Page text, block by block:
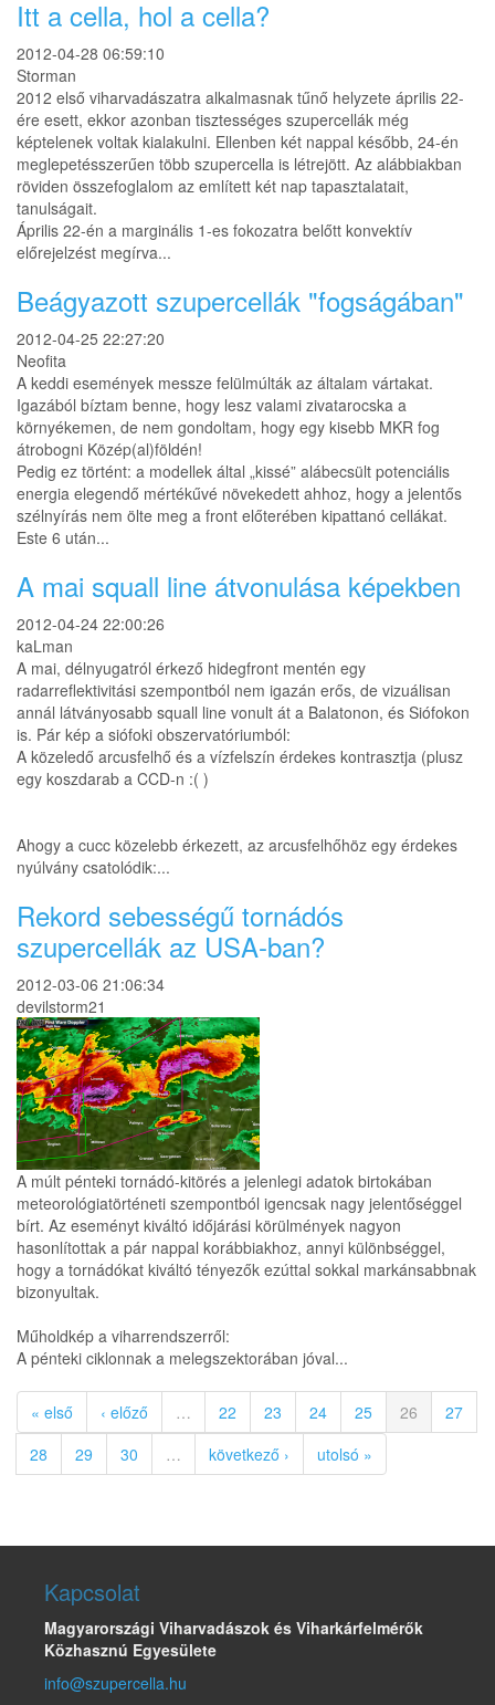
Itt a cella, hol a cella?
2012-04-28 06:59:10
Storman
2012 első viharvadászatra alkalmasnak tűnő helyzete április 22-
ére esett, ekkor azonban tisztességes szupercellák még
képtelenek voltak kialakulni. Ellenben két nappal később, 24-én
meglepetésszerűen több szupercella is létrejött. Az alábbiakban
röviden összefoglalom az említett két nap tapasztalatait,
tanulságait.
Április 22-én a marginális 1-es fokozatra belőtt konvektív
előrejelzést megírva...
Beágyazott szupercellák "fogságában"
2012-04-25 22:27:20
Neofita
A keddi események messze felülmúlták az általam vártakat.
Igazából bíztam benne, hogy lesz valami zivatarocska a
környékemen, de nem gondoltam, hogy egy kisebb MKR fog
átrobogni Közép(al)földén!
Pedig ez történt: a modellek által „kissé” alábecsült potenciális
energia elegendő mértékűvé növekedett ahhoz, hogy a jelentős
szélnyírás nem ölte meg a front előterében kipattanó cellákat.
Este 6 után...
A mai squall line átvonulása képekben
2012-04-24 22:00:26
kaLman
A mai, délnyugatról érkező hidegfront mentén egy
radarreflektivitási szempontból nem igazán erős, de vizuálisan
annál látványosabb squall line vonult át a Balatonon, és Siófokon
is. Pár kép a siófoki obszervatóriumból:
A közeledő arcusfelhő és a vízfelszín érdekes kontrasztja (plusz
egy koszdarab a CCD-n :( )
Ahogy a cucc közelebb érkezett, az arcusfelhőhöz egy érdekes
nyúlvány csatolódik:...
Rekord sebességű tornádós
szupercellák az USA-ban?
2012-03-06 21:06:34
devilstorm21
A múlt pénteki tornádó-kitörés a jelenlegi adatok birtokában
meteorológiatörténeti szempontból igencsak nagy jelentőséggel
bírt. Az eseményt kiváltó időjárási körülmények nagyon
hasonlítottak a pár nappal korábbiakhoz, annyi különbséggel,
hogy a tornádókat kiváltó tényezők ezúttal sokkal markánsabbnak
bizonyultak.
Műholdkép a viharrendszerről:
A pénteki ciklonnak a melegszektorában jóval...
« első ‹ előző … 22 23 24 25 26
27
28
29 30 … következő › utolsó »
Kapcsolat
Magyarországi Viharvadászok és Viharkárfelmérők
Közhasznú Egyesülete
info@szupercella.hu